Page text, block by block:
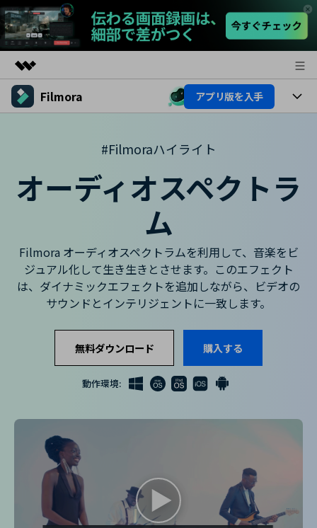
製品
ソリューション
プラン＆価格
Filmora アプリ版を入手
製品機能
AI機能
活用法
ビデオソリューション
動画編集のコツ
サポート
サポート
カスタマーサポート
ブランド紹介
ログイン
#Filmoraハイライト
オーディオスペクトラ
ム
Filmora オーディオスペクトラムを利用して、音楽をビ
ジュアル化して生き生きとさせます。このエフェクト
は、ダイナミックエフェクトを追加しながら、ビデオの
サウンドとインテリジェントに一致します。
無料ダウンロード 購入する
動作環境: